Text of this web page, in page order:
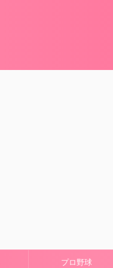
プロ野球